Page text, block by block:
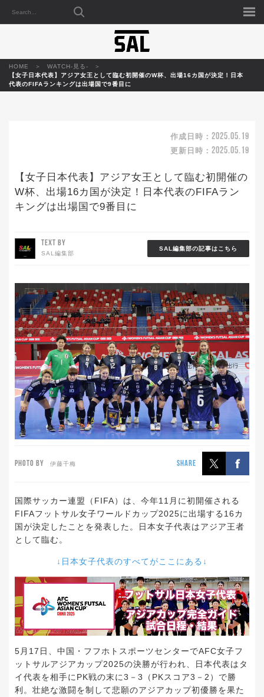
HOME
WATCH-見る-
【女子日本代表】アジア女王として臨む初開催のW杯、出場16カ国が決定！日本
代表のFIFAランキングは出場国で9番目に
作成日時： 2025.05.19
更新日時： 2025.05.19
【女子日本代表】アジア女王として臨む初開催の
W杯、出場16カ国が決定！日本代表のFIFAラン
キングは出場国で9番目に
TEXT BY
SAL編集部
SAL編集部の記事はこちら
PHOTO BY 伊藤千梅 SHARE
国際サッカー連盟（FIFA）は、今年11月に初開催される
FIFAフットサル女子ワールドカップ2025に出場する16カ
国が決定したことを発表した。日本女子代表はアジア王者
として臨む。
↓日本女子代表のすべてがここにある↓
5月17日、中国・フフホトスポーツセンターでAFC女子フ
ットサルアジアカップ2025の決勝が行われ、日本代表はタ
イ代表を相手にPK戦の末に3－3（PKスコア3－2）で勝
利。壮絶な激闘を制して悲願のアジアカップ初優勝を果た